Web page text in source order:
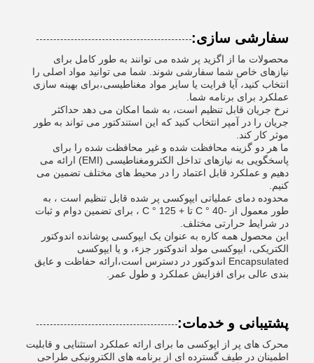
سفارشی سازی:
محصولات ما از اگزید پر شده می توانند به طور کامل برای
نیازهای خاص شما سفارشی شوند. شما می توانید مواد اصلی را
انتخاب کنید، آیا فرایت یا سایر مواد مغناطیسی،برای بهینه سازی
عملکرد برای برنامه شما.
نرخ جریان قابل تنظیم است، به شما امکان می دهد حداکثر
جریان را در آمپر انتخاب کنید که این استندکتور می تواند به طور
موثر کار کند.
ما هر دو گزینه محافظت شده و غیر محافظت شده را برای
پاسخگویی به نیازهای تداخل الکترومغناطیسی (EMI) ارائه می
دهیم و عملکرد قابل اعتماد را در محیط های مختلف تضمین می
کنیم.
محدوده دمای عملیاتی ایپوکسی پر شده قابل تنظیم است ، به
طور معمول از -40 ° C تا + 125 ° C ، برای تضمین دوام و ثبات
در شرایط حرارتی مختلف.
این محصول همه کاره به عنوان یک ایپوکسی پوشانده اندوکتور
الکتریکی، ایپوکسی مولد اندوکتور جزء، و یا ایپوکسی
Encapsulated اندوکتور در دسترس است،ارائه حفاظت و عایق
بندی عالی برای افزایش عملکرد و طول عمر.
پشتیبانی و خدمات:
محرک های پر از اپوکسی ما برای ارائه عملکرد استثنایی و قابلیت
اطمینان در طیف گسترده ای از برنامه های الکترونیکی طراحی